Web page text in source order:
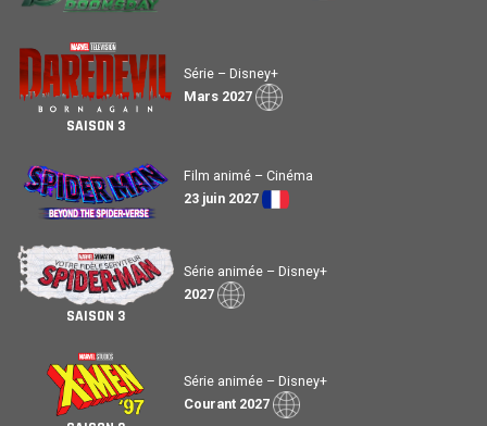
SAISON 3
Série – Disney+
Mars 2027
Film animé – Cinéma
23 juin 2027
SAISON 3
Série animée – Disney+
2027
Série animée – Disney+
Courant 2027